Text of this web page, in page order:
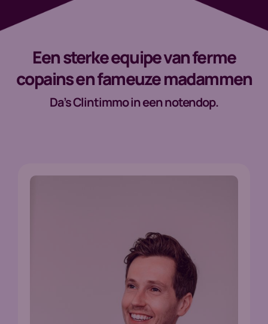
Een sterke equipe van ferme
copains en fameuze madammen
Da’s Clintimmo in een notendop.